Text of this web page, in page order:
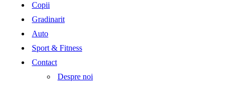
Copii
Gradinarit
Auto
Sport & Fitness
Contact
Despre noi